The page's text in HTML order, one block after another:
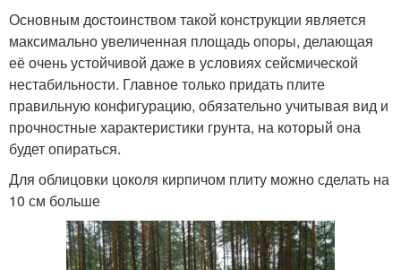
Основным достоинством такой конструкции является
максимально увеличенная площадь опоры, делающая
её очень устойчивой даже в условиях сейсмической
нестабильности. Главное только придать плите
правильную конфигурацию, обязательно учитывая вид и
прочностные характеристики грунта, на который она
будет опираться.
Для облицовки цоколя кирпичом плиту можно сделать на
10 см больше